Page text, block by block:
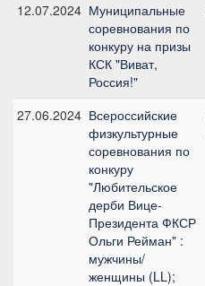
12.07.2024 Муниципальные
соревнования по
конкуру на призы
КСК "Виват,
Россия!"
27.06.2024 Всероссийские
физкультурные
соревнования по
конкуру
"Любительское
дерби Вице-
Президента ФКСР
Ольги Рейман" :
мужчины/
женщины (LL);